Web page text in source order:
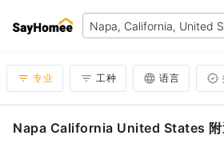
专业 工种 语言
Napa California United States 附